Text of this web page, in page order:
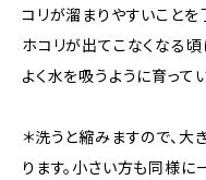
コリが溜まりやすいことを
ホコリが出てこなくなる頃
よく水を吸うように育って
＊洗うと縮みますので、大
ります。小さい方も同様に